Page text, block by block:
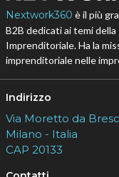
Nextwork360 è il più
B2B dedicati ai temi
Imprenditoriale. Ha la
imprenditoriale nelle
Indirizzo
Via Moretto da
Milano - Italia
CAP 20133